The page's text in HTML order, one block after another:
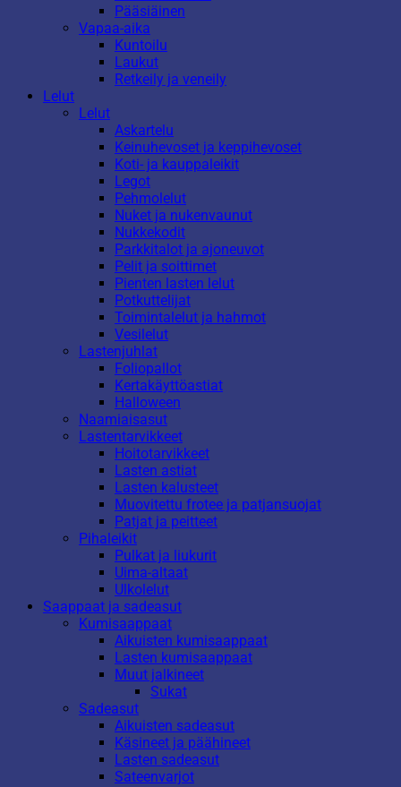
Pääsiäinen
Vapaa-aika
Kuntoilu
Laukut
Retkeily ja veneily
Lelut
Lelut
Askartelu
Keinuhevoset ja keppihevoset
Koti- ja kauppaleikit
Legot
Pehmolelut
Nuket ja nukenvaunut
Nukkekodit
Parkkitalot ja ajoneuvot
Pelit ja soittimet
Pienten lasten lelut
Potkuttelijat
Toimintalelut ja hahmot
Vesilelut
Lastenjuhlat
Foliopallot
Kertakäyttöastiat
Halloween
Naamiaisasut
Lastentarvikkeet
Hoitotarvikkeet
Lasten astiat
Lasten kalusteet
Muovitettu frotee ja patjansuojat
Patjat ja peitteet
Pihaleikit
Pulkat ja liukurit
Uima-altaat
Ulkolelut
Saappaat ja sadeasut
Kumisaappaat
Aikuisten kumisaappaat
Lasten kumisaappaat
Muut jalkineet
Sukat
Sadeasut
Aikuisten sadeasut
Käsineet ja päähineet
Lasten sadeasut
Sateenvarjot